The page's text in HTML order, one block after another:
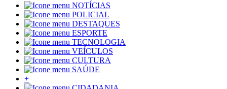
NOTÍCIAS
POLICIAL
DESTAQUES
ESPORTE
TECNOLOGIA
VEÍCULOS
CULTURA
SAÚDE
+